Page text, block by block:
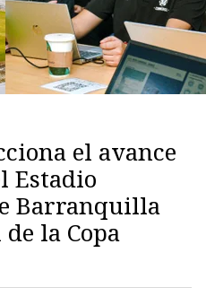
el avance
Estadio
Barranquilla
la Copa